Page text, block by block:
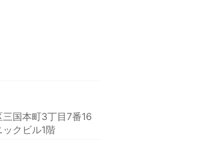
国本町3丁目7番16
クビル1階